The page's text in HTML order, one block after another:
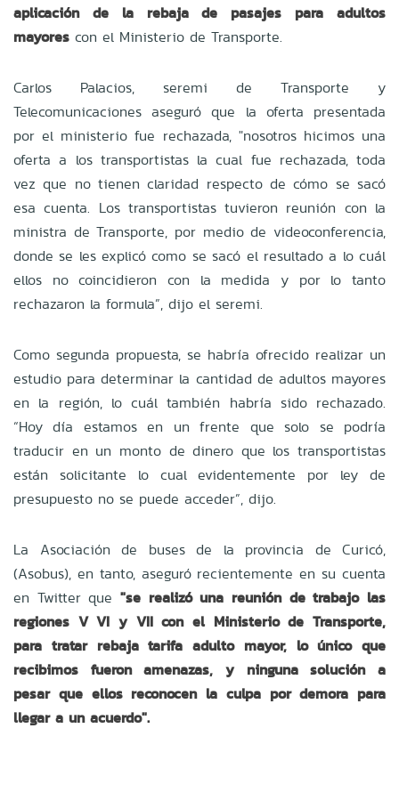
aplicación de la rebaja de pasajes para adultos
mayores con el Ministerio de Transporte.
Carlos Palacios, seremi de Transporte y
Telecomunicaciones aseguró que la oferta presentada
por el ministerio fue rechazada, "nosotros hicimos una
oferta a los transportistas la cual fue rechazada, toda
vez que no tienen claridad respecto de cómo se sacó
esa cuenta. Los transportistas tuvieron reunión con la
ministra de Transporte, por medio de videoconferencia,
donde se les explicó como se sacó el resultado a lo cuál
ellos no coincidieron con la medida y por lo tanto
rechazaron la formula”, dijo el seremi.
Como segunda propuesta, se habría ofrecido realizar un
estudio para determinar la cantidad de adultos mayores
en la región, lo cuál también habría sido rechazado.
“Hoy día estamos en un frente que solo se podría
traducir en un monto de dinero que los transportistas
están solicitante lo cual evidentemente por ley de
presupuesto no se puede acceder”, dijo.
La Asociación de buses de la provincia de Curicó,
(Asobus), en tanto, aseguró recientemente en su cuenta
en Twitter que "se realizó una reunión de trabajo las
regiones V VI y VII con el Ministerio de Transporte,
para tratar rebaja tarifa adulto mayor, lo único que
recibimos fueron amenazas, y ninguna solución a
pesar que ellos reconocen la culpa por demora para
llegar a un acuerdo".